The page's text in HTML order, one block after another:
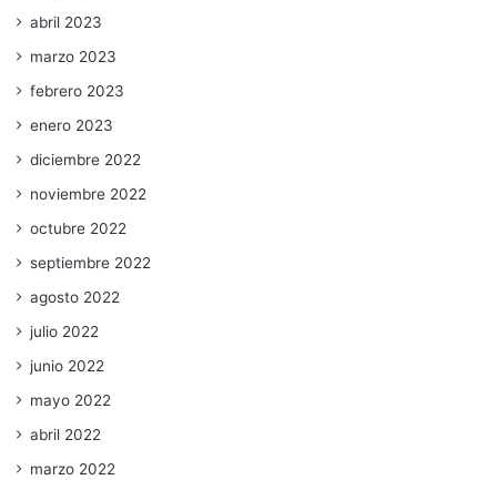
abril 2023
marzo 2023
febrero 2023
enero 2023
diciembre 2022
noviembre 2022
octubre 2022
septiembre 2022
agosto 2022
julio 2022
junio 2022
mayo 2022
abril 2022
marzo 2022